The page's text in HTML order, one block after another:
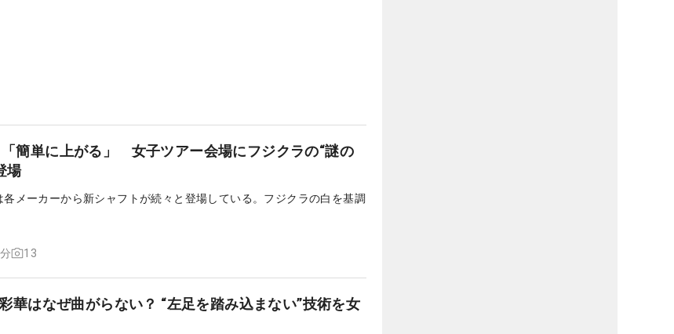
簡単に上がる」 女子ツアー会場にフジクラの“謎の
場
メーカーから新シャフトが続々と登場している。フジクラの白を基調
13
華はなぜ曲がらない？ “左足を踏み込まない”技術を女